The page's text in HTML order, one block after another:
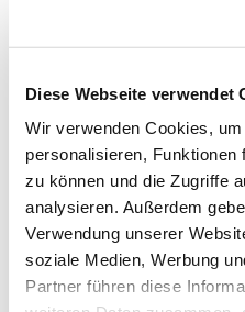
Diese Webseite verwendet
Wir verwenden Cookies,
personalisieren, Funktionen
zu können und die Zugriffe
analysieren. Außerdem
Verwendung unserer
soziale Medien, Werbung
Partner führen diese
Wir freuen uns, euch im